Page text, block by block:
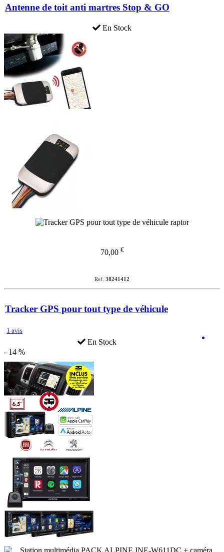
Antenne de toit anti martres Stop & GO
En Stock
70,00 €
Ref. 38241412
Tracker GPS pour tout type de véhicule
1 avis
En Stock
- 14 %